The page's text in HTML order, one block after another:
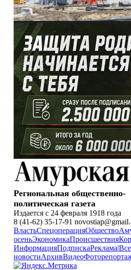
Региональная общественно-
политическая газета
Издается с 24 февраля 1918 года
8 (41-62) 35-17-91
ВластьСпецоперацияОбщество
осеньЭкономикаПроисшествия
ИнформацияПодпискаРеклама|Все
новостиАрхивВидео